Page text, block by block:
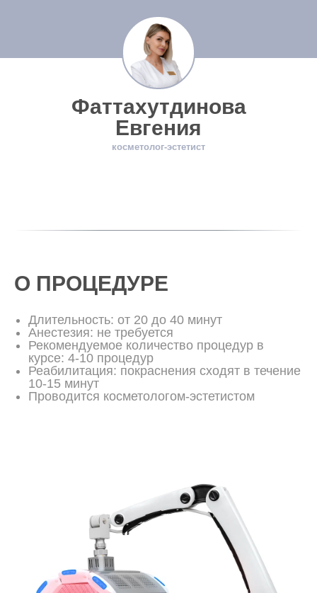
Фаттахутдинова
Евгения
косметолог-эстетист
О ПРОЦЕДУРЕ
Длительность: от 20 до 40 минут
Анестезия: не требуется
Рекомендуемое количество процедур в
курсе: 4-10 процедур
Реабилитация: покраснения сходят в течение
10-15 минут
Проводится косметологом-эстетистом